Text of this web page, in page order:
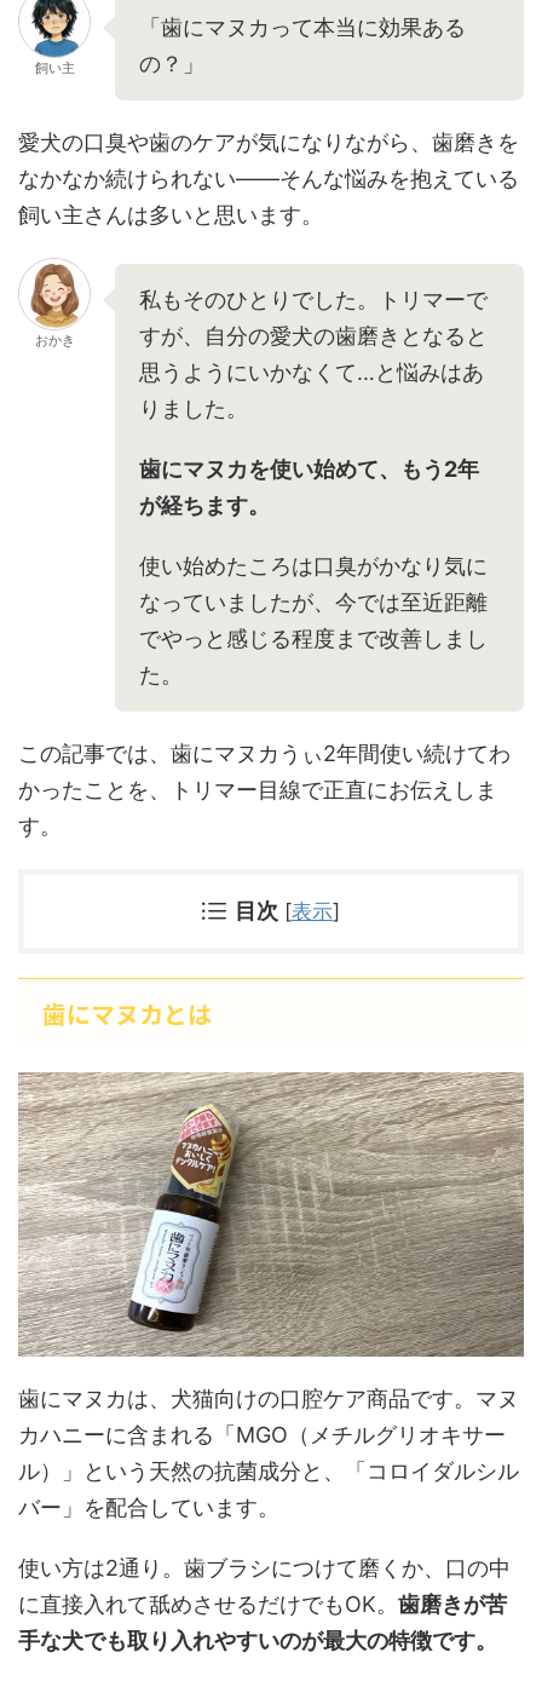
飼い主
「歯にマヌカって本当に効果ある
の？」
愛犬の口臭や歯のケアが気になりながら、歯磨きを
なかなか続けられない——そんな悩みを抱えている
飼い主さんは多いと思います。
おかき
私もそのひとりでした。トリマーで
すが、自分の愛犬の歯磨きとなると
思うようにいかなくて…と悩みはあ
りました。
歯にマヌカを使い始めて、もう2年
が経ちます。
使い始めたころは口臭がかなり気に
なっていましたが、今では至近距離
でやっと感じる程度まで改善しまし
た。
この記事では、歯にマヌカうぃ2年間使い続けてわ
かったことを、トリマー目線で正直にお伝えしま
す。
目次 [表示]
歯にマヌカとは
歯にマヌカは、犬猫向けの口腔ケア商品です。マヌ
カハニーに含まれる「MGO（メチルグリオキサー
ル）」という天然の抗菌成分と、「コロイダルシル
バー」を配合しています。
使い方は2通り。歯ブラシにつけて磨くか、口の中
に直接入れて舐めさせるだけでもOK。 歯磨きが苦
手な犬でも取り入れやすいのが最大の特徴です。